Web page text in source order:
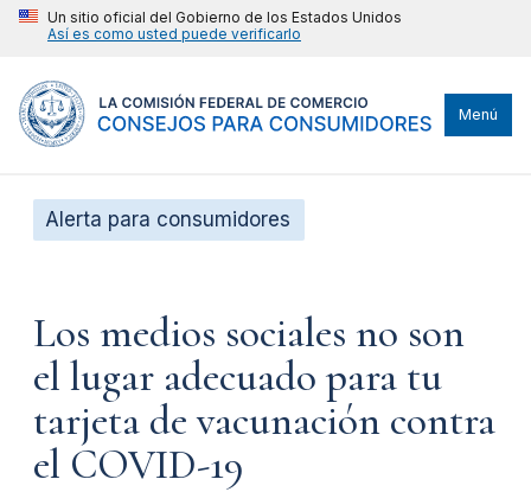
Un sitio oficial del Gobierno de los Estados Unidos
Así es como usted puede verificarlo
Menú
Alerta para consumidores
Los medios sociales no son
el lugar adecuado para tu
tarjeta de vacunación contra
el COVID-19